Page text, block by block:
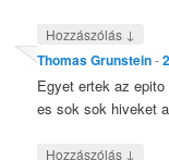
Hozzászólás ↓
Thomas Grunstein-
Egyet ertek az
es sok sok hiveket
Hozzászólás ↓